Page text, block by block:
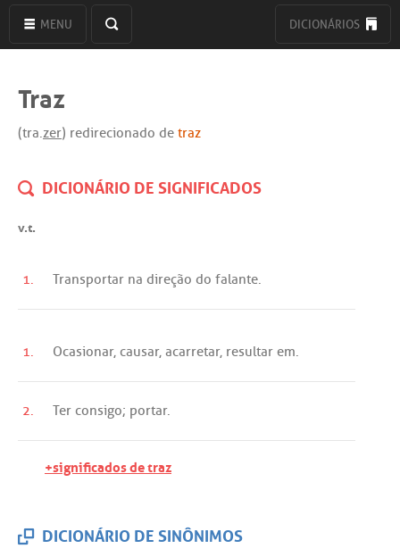
MENU DICIONÁRIOS
Traz
(tra.zer) redirecionado de traz
DICIONÁRIO DE SIGNIFICADOS
v.t.
1. Transportar na direção do falante.
1. Ocasionar, causar, acarretar, resultar em.
2. Ter consigo; portar.
+significados de traz
DICIONÁRIO DE SINÔNIMOS